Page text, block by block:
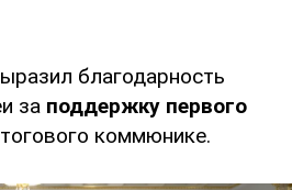
благодарность
за поддержку первого
коммюнике.